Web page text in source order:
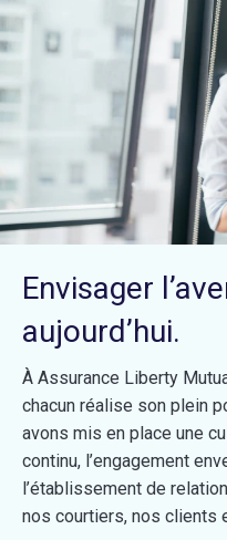
Envisager
aujourd’hui.
À Assurance Liberty
chacun réalise son plein
avons mis en place une
continu, l’engagement
l’établissement de
nos courtiers, nos clients